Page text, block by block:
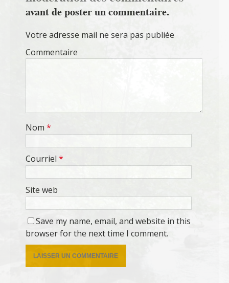
avant de poster un commentaire.
Votre adresse mail ne sera pas publiée
Commentaire
Nom *
Courriel *
Site web
Save my name, email, and website in this
browser for the next time I comment.